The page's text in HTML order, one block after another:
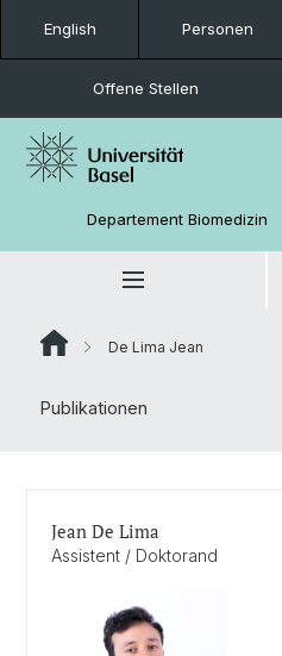
English Personen
Offene Stellen
Departement Biomedizin
De Lima Jean
Publikationen
Jean De Lima
Assistent / Doktorand